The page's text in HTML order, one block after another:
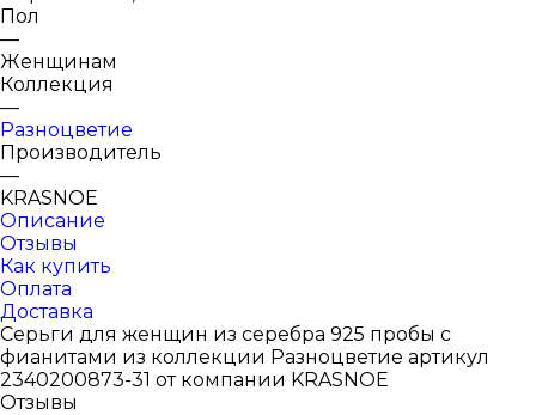
Пол
—
Женщинам
Коллекция
—
Разноцветие
Производитель
—
KRASNOE
Описание
Отзывы
Как купить
Оплата
Доставка
Серьги для женщин из серебра 925 пробы с
фианитами из коллекции Разноцветие артикул
2340200873-31 от компании KRASNOE
Отзывы